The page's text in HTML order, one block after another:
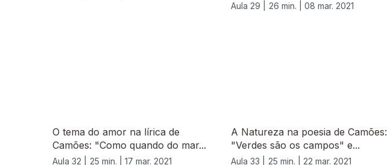
Aula 29 | 26 min. | 08 mar. 2021
O tema do amor na lírica de
Camões: "Como quando do mar...
Aula 32 | 25 min. | 17 mar. 2021
A Natureza na poesia de Camões:
"Verdes são os campos" e...
Aula 33 | 25 min. | 22 mar. 2021